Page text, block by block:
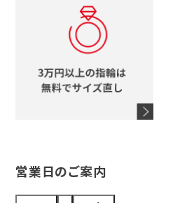
スタージュエリー
ウノアエレ
タグホイヤー
営業日のご案内